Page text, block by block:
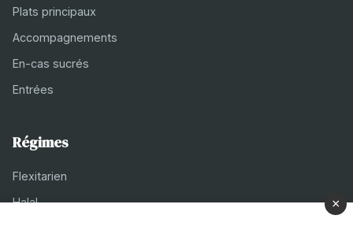
Plats principaux
Accompagnements
En-cas sucrés
Entrées
Régimes
Flexitarien
Halal
×